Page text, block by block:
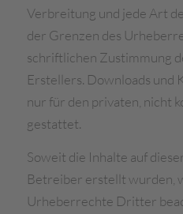
Verbreitung und jede Art
der Grenzen des
schriftlichen Zustimmung
Erstellers. Downloads und
nur für den privaten, nicht
gestattet.
Soweit die Inhalte auf
Betreiber erstellt wurden,
Urheberrechte Dritter